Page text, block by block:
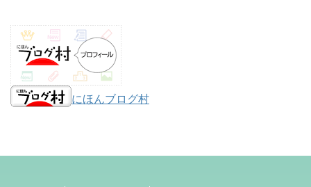
にほんブログ村